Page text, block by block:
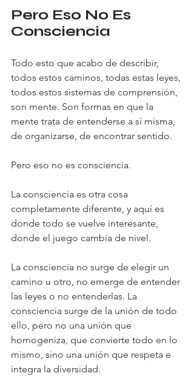
Pero Eso No Es
Consciencia
Todo esto que acabo de describir,
todos estos caminos, todas estas leyes,
todos estos sistemas de comprensión,
son mente. Son formas en que la
mente trata de entenderse a sí misma,
de organizarse, de encontrar sentido.
Pero eso no es consciencia.
La consciencia es otra cosa
completamente diferente, y aquí es
donde todo se vuelve interesante,
donde el juego cambia de nivel.
La consciencia no surge de elegir un
camino u otro, no emerge de entender
las leyes o no entenderlas. La
consciencia surge de la unión de todo
ello, pero no una unión que
homogeniza, que convierte todo en lo
mismo, sino una unión que respeta e
integra la diversidad.